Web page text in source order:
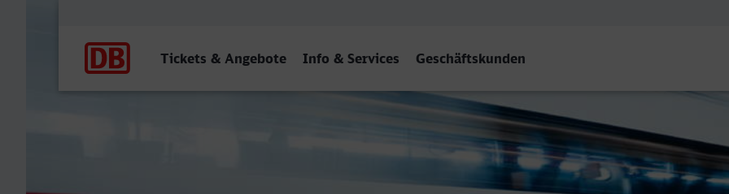
Tickets & Angebote Info & Services Geschäftskunden